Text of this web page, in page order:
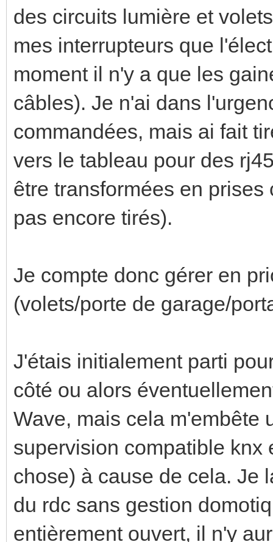
des circuits lumière et
mes interrupteurs que
moment il n'y a que les
câbles). Je n'ai dans
commandées, mais ai fait
vers le tableau pour des
être transformées en
pas encore tirés).
Je compte donc gérer en
(volets/porte de garage/
J'étais initialement parti
côté ou alors
Wave, mais cela m'embête
supervision compatible knx
chose) à cause de cela. Je
du rdc sans gestion
entièrement ouvert, il n'y